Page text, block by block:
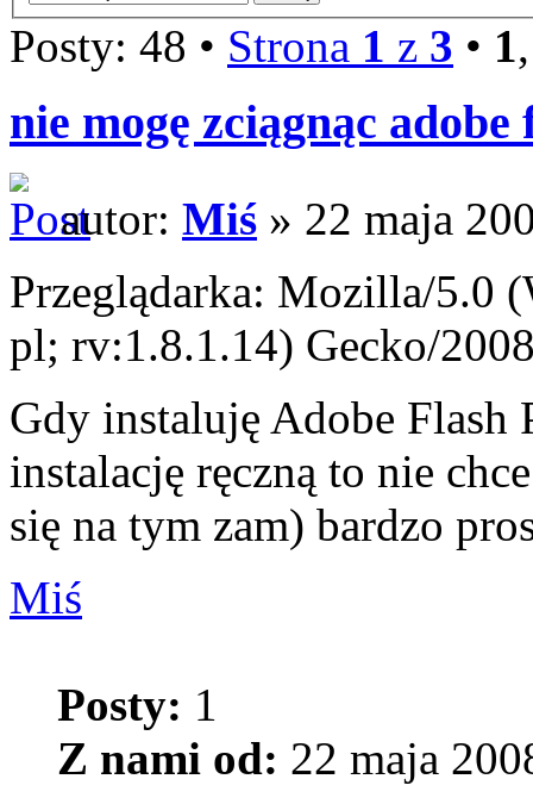
Posty: 48 • Strona 1 z 3 • 1
nie mogę zciągnąc
autor: Miś » 22 maja
Przeglądarka: Mozilla/5.0
pl; rv:1.8.1.14) Gecko/
Gdy instaluję Adobe Flash
instalację ręczną to nie
się na tym zam) bardzo
Miś
Posty: 1
Z nami od: 22 maja